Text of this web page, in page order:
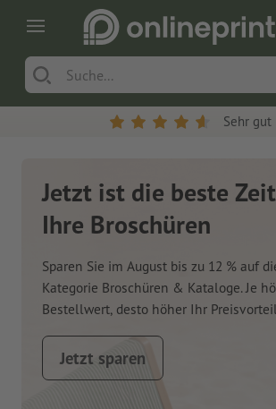
Sehr gut
Jetzt ist die beste
Ihre Broschüren
Sparen Sie im August bis zu 12 % auf
Kategorie Broschüren & Kataloge. Je
Bestellwert, desto höher Ihr
Jetzt sparen